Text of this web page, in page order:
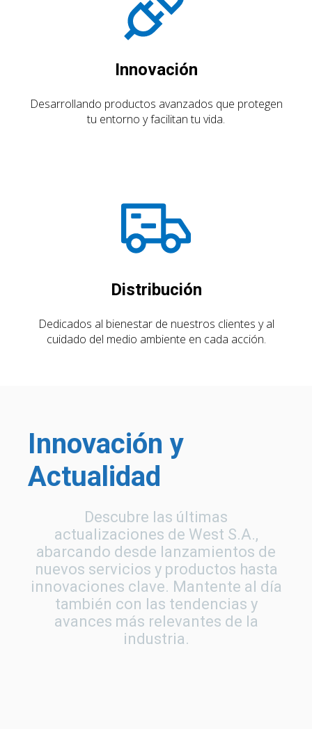
Innovación
Desarrollando productos avanzados que protegen
tu entorno y facilitan tu vida.
Distribución
Dedicados al bienestar de nuestros clientes y al
cuidado del medio ambiente en cada acción.
Innovación y
Actualidad
Descubre las últimas
actualizaciones de West S.A.,
abarcando desde lanzamientos de
nuevos servicios y productos hasta
innovaciones clave. Mantente al día
también con las tendencias y
avances más relevantes de la
industria.